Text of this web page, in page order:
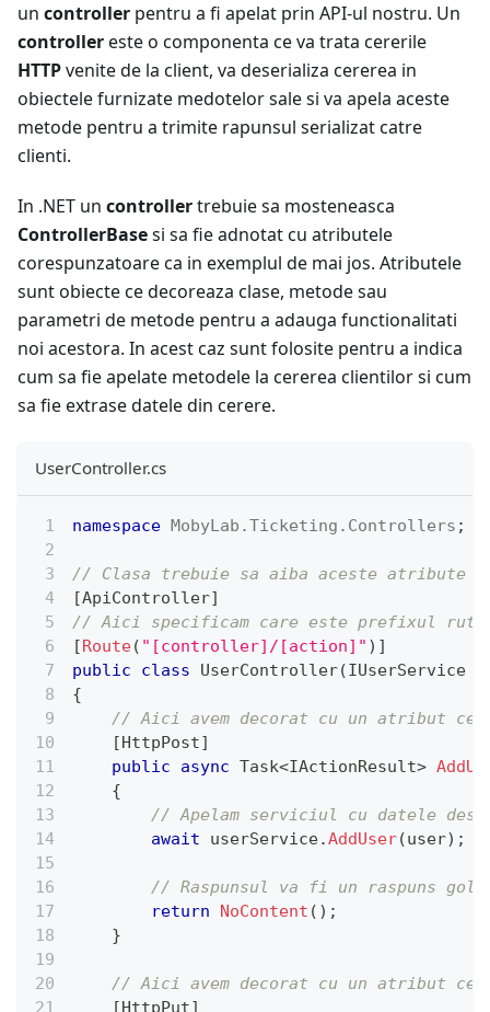
un controller pentru a fi apelat prin API-ul nostru. Un
controllereste o componenta ce va trata cererile
HTTPvenite de la client, va deserializa cererea in
obiectele furnizate medotelor sale si va apela aceste
metode pentru a trimite rapunsul serializat catre
clienti.
In .NET un controllertrebuie sa mosteneasca
ControllerBasesi sa fie adnotat cu atributele
corespunzatoare ca in exemplul de mai jos. Atributele
sunt obiecte ce decoreaza clase, metode sau
parametri de metode pentru a adauga functionalitati
noi acestora. In acest caz sunt folosite pentru a indica
cum sa fie apelate metodele la cererea clientilor si cum
sa fie extrase datele din cerere.
UserController.cs
namespace MobyLab .Ticketing . Controllers ;
// Clasa trebuie sa aiba aceste atribute
[ApiController]
// Aici specificam care este prefixul
[Route( "[controller]/[action]" ) ]
public
class UserController(IUserService
{
// Aici avem decorat cu un atribut ce
[HttpPost]
public
async Task<IActionResult>
{
// Apelam serviciul cu datele
await userService.AddUser(user) ;
// Raspunsul va fi un raspuns gol
return
NoContent ( ) ;
}
// Aici avem decorat cu un atribut ce
[HttpPut]